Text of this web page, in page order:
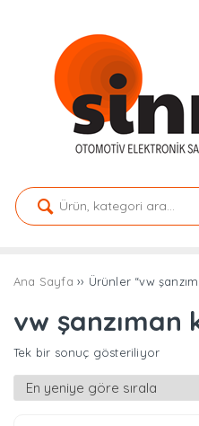
Ana Sayfa ›› Ürünler “vw
vw şanzıman
Tek bir sonuç gösteriliyor